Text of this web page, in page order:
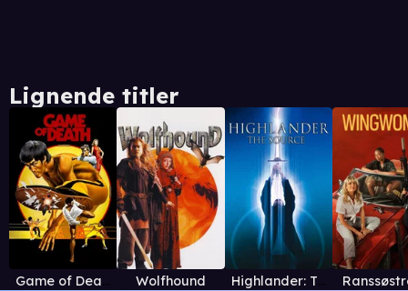
Lignende titler
Game of Death (1978) Wolfhound Highlander: The Source